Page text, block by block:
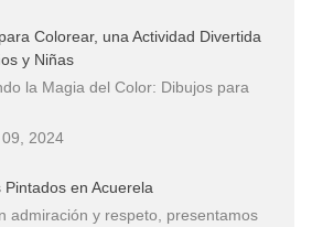
Colorear, una Actividad Divertida
y Niñas
la Magia del Color: Dibujos para
2024
Pintados en Acuerela
admiración y respeto, presentamos